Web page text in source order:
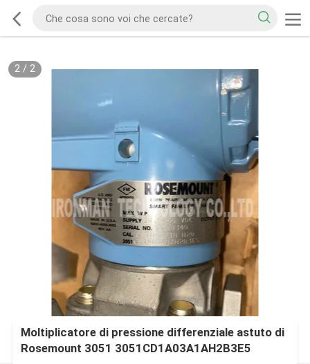
2/ 2
Moltiplicatore di pressione differenziale astuto di
Rosemount 3051 3051CD1A03A1AH2B3E5